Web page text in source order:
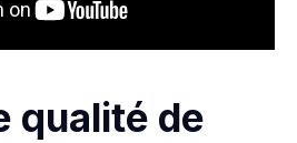
qualité de